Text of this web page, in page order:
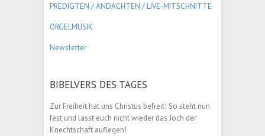
PREDIGTEN / ANDACHTEN / LIVE-MITSCHNITTE
ORGELMUSIK
Newsletter
BIBELVERS DES TAGES
Zur Freiheit hat uns Christus befreit! So steht nun
fest und lasst euch nicht wieder das Joch der
Knechtschaft auflegen!